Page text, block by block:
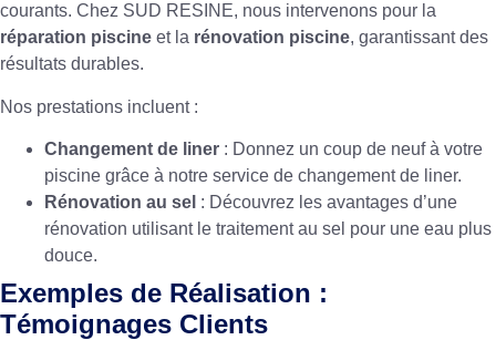
courants. Chez SUD RESINE, nous intervenons pour la
réparation piscine et la rénovation piscine, garantissant des
résultats durables.
Nos prestations incluent :
Changement de liner : Donnez un coup de neuf à votre
piscine grâce à notre service de changement de liner.
Rénovation au sel : Découvrez les avantages d’une
rénovation utilisant le traitement au sel pour une eau plus
douce.
Exemples de Réalisation :
Témoignages Clients